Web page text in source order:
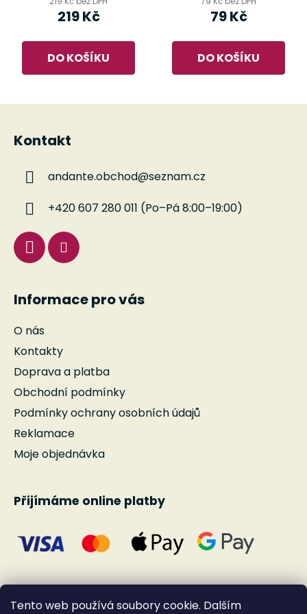
Tento web používá soubory cookie. Dalším
219 Kč
DO KOŠÍKU
79 Kč
DO KOŠÍKU
Z
Kontakt
andante.obchod@seznam.cz
+420 607 280 011 (Po–Pá 8:00–19:00)
Informace pro vás
O nás
Kontakty
Doprava a platba
Obchodní podmínky
Podmínky ochrany osobních údajů
Reklamace
Moje objednávka
Přijímáme online platby